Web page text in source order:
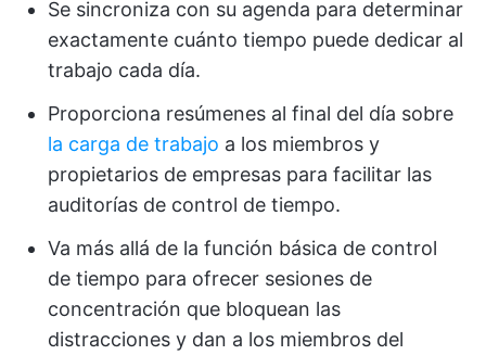
Se sincroniza con su agenda para determinar
exactamente cuánto tiempo puede dedicar al
trabajo cada día.
Proporciona resúmenes al final del día sobre
la carga de trabajo a los miembros y
propietarios de empresas para facilitar las
auditorías de control de tiempo.
Va más allá de la función básica de control
de tiempo para ofrecer sesiones de
concentración que bloquean las
distracciones y dan a los miembros del